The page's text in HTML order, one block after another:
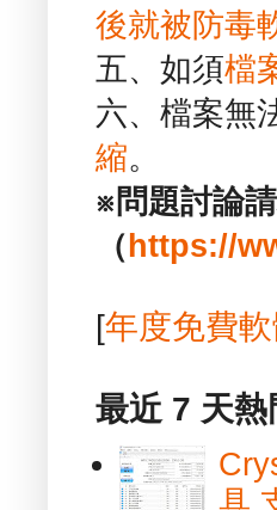
後就被防毒
五、如須檔
六、檔案無
縮。
※問題討論
（ https://
[年度免費
最近 7 天熱